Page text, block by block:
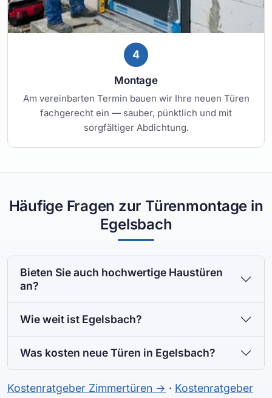
4
Montage
Am vereinbarten Termin bauen wir Ihre neuen Türen
fachgerecht ein — sauber, pünktlich und mit
sorgfältiger Abdichtung.
Häufige Fragen zur Türenmontage in
Egelsbach
Bieten Sie auch hochwertige Haustüren
an?
Wie weit ist Egelsbach?
Was kosten neue Türen in Egelsbach?
Kostenratgeber Zimmertüren → · Kostenratgeber